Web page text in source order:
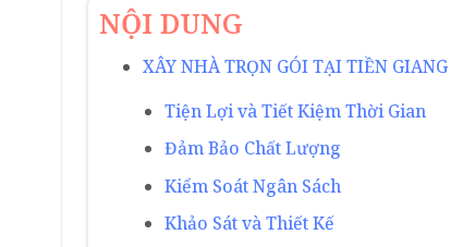
NỘI DUNG
XÂY NHÀ TRỌN GÓI TẠI TIỀN GIANG
Tiện Lợi và Tiết Kiệm Thời Gian
Đảm Bảo Chất Lượng
Kiểm Soát Ngân Sách
Khảo Sát và Thiết Kế